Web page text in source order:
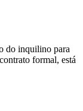
do inquilino para
formal, está